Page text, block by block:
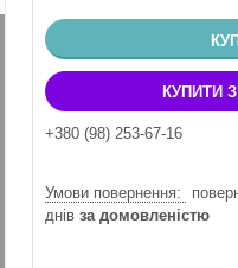
КУПИТИ З
+380 (98) 253-67-16
днів за домовленістю